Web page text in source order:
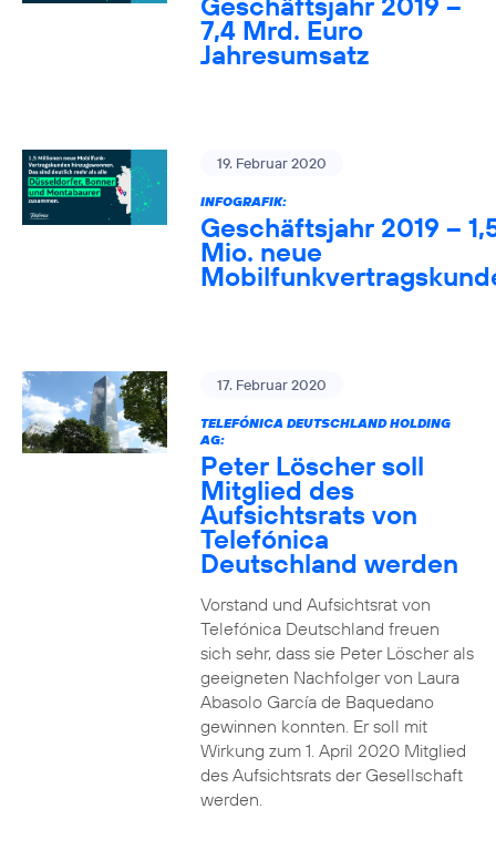
7,4 Mrd. Euro
Jahresumsatz
19. Februar 2020
INFOGRAFIK:
Geschäftsjahr 2019 –
Mio. neue
17. Februar 2020
TELEFÓNICA DEUTSCHLAND HOLDING
AG:
Peter Löscher soll
Mitglied des
Aufsichtsrats von
Telefónica
Deutschland werden
Vorstand und Aufsichtsrat von
Telefónica Deutschland freuen
sich sehr, dass sie Peter Löscher als
geeigneten Nachfolger von Laura
Abasolo García de Baquedano
gewinnen konnten. Er soll mit
Wirkung zum 1. April 2020 Mitglied
des Aufsichtsrats der Gesellschaft
werden.